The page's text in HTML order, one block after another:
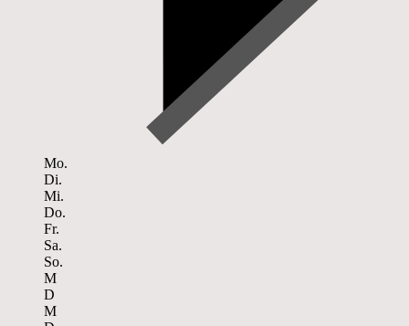
Mo.
Di.
Mi.
Do.
Fr.
Sa.
So.
M
D
M